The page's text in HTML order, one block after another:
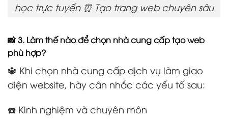
học trực tuyến ⏰ Tạo trang web chuyên sâu
📸 3. Làm thế nào để chọn nhà cung cấp tạo web
phù hợp?
🔱 Khi chọn nhà cung cấp dịch vụ làm giao
diện website, hãy cân nhắc các yếu tố sau:
☎️ Kinh nghiệm và chuyên môn